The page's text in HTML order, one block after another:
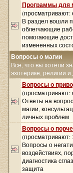
Программы для
(просматривают:
В раздел вошли
облегчающие
помогающие
измененных
Вопросы о магии
Все, что вы хотели
эзотерике, религии
Вопросы о
(просматривают:
Ответы на
магии,
личных проблем
Вопросы о
(просматривают:
Вопросы о
воздействиях,
диагностика
защита